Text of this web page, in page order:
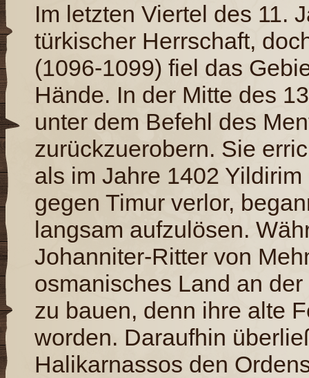
Im letzten Viertel des 11.
türkischer Herrschaft,
(1096-1099) fiel das
Hände. In der Mitte des
unter dem Befehl des
zurückzuerobern. Sie
als im Jahre 1402
gegen Timur verlor,
langsam aufzulösen.
Johanniter-Ritter von
osmanisches Land an
zu bauen, denn ihre alte
worden. Daraufhin
Halikarnassos den